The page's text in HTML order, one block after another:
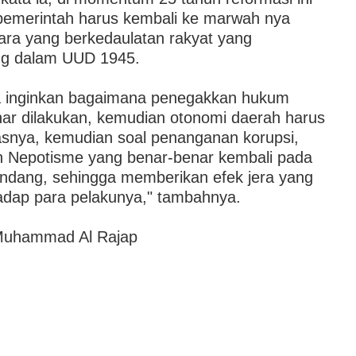
harus kembali ke marwah nya
yang berkedaulatan rakyat yang
dalam UUD 1945.
inginkan bagaimana penegakkan hukum
dilakukan, kemudian otonomi daerah harus
kemudian soal penanganan korupsi,
Nepotisme yang benar-benar kembali pada
sehingga memberikan efek jera yang
para pelakunya," tambahnya.
Al Rajap